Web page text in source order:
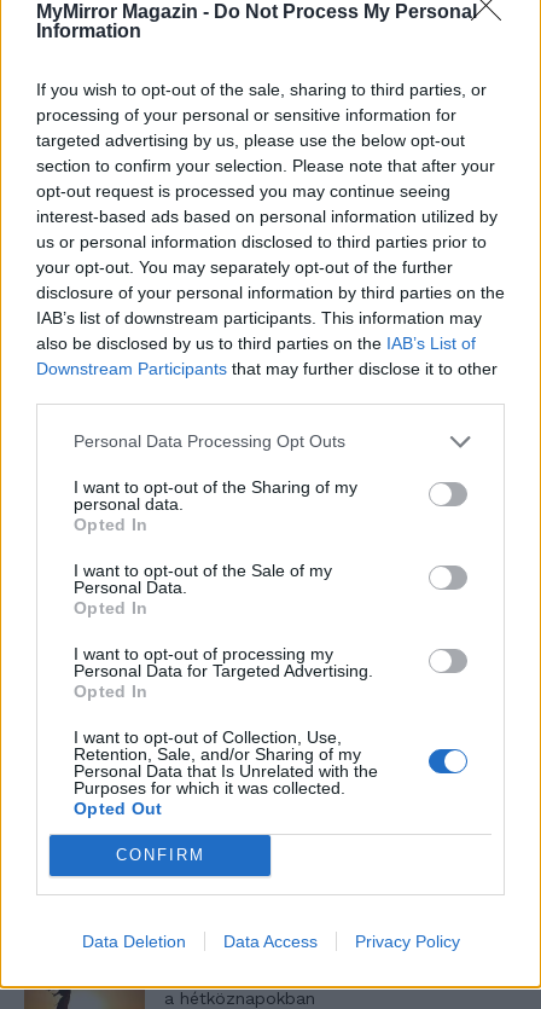
MyMirror Magazin - Do Not Process My Personal
Information
If you wish to opt-out of the sale, sharing to third parties, or
processing of your personal or sensitive information for
targeted advertising by us, please use the below opt-out
section to confirm your selection. Please note that after your
opt-out request is processed you may continue seeing
interest-based ads based on personal information utilized by
us or personal information disclosed to third parties prior to
your opt-out. You may separately opt-out of the further
disclosure of your personal information by third parties on the
IAB’s list of downstream participants. This information may
also be disclosed by us to third parties on the IAB’s List of
Downstream Participants that may further disclose it to other
Personal Data Processing Opt Outs
I want to opt-out of the Sharing of my
personal data.
Opted In
I want to opt-out of the Sale of my
Personal Data.
Opted In
I want to opt-out of processing my
Personal Data for Targeted Advertising.
Opted In
I want to opt-out of Collection, Use,
Retention, Sale, and/or Sharing of my
Personal Data that Is Unrelated with the
Purposes for which it was collected.
Opted Out
CONFIRM
Data Deletion Data Access Privacy Policy
Altatógázos rablások Olaszországban
A kislány, akit nem védett meg senki –
Lyhanna története
T. szereti a fiatal lányokat 13. rész
Minka 9. rész
Máltai kaland 7.
a hétköznapokban